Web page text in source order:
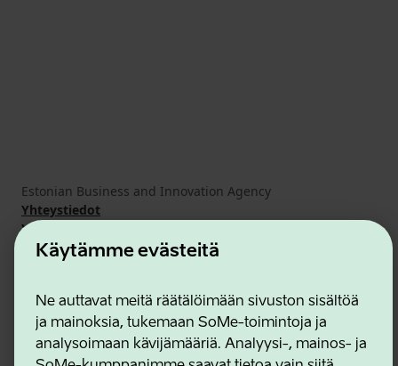
Käytämme evästeitä
Ne auttavat meitä räätälöimään sivuston sisältöä
ja mainoksia, tukemaan SoMe-toimintoja ja
analysoimaan kävijämääriä. Analyysi-, mainos- ja
Estonian Business and Innovation Agency
Yhteystiedot
Yhteistyökumppanit
Käyttöehdot
Eväste- ja tietosuojakäytäntö